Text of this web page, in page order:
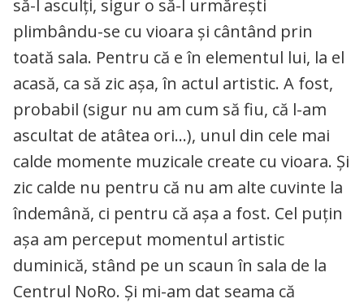
să-l asculți, sigur o să-l urmărești
plimbându-se cu vioara și cântând prin
toată sala. Pentru că e în elementul lui, la el
acasă, ca să zic așa, în actul artistic. A fost,
probabil (sigur nu am cum să fiu, că l-am
ascultat de atâtea ori…), unul din cele mai
calde momente muzicale create cu vioara. Și
zic calde nu pentru că nu am alte cuvinte la
îndemână, ci pentru că așa a fost. Cel puțin
așa am perceput momentul artistic
duminică, stând pe un scaun în sala de la
Centrul NoRo. Și mi-am dat seama că